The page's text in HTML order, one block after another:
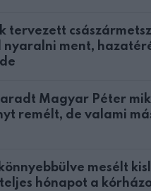
tervezett
nyaralni ment,
Magyar Péter
remélt, de valami
mesélt
hónapot a